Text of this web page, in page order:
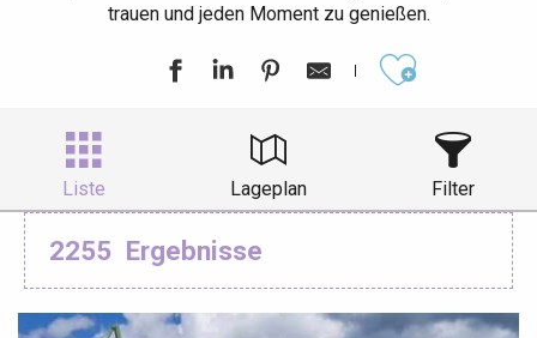
trauen und jeden Moment zu genießen.
Liste Lageplan Filter
2255 Ergebnisse